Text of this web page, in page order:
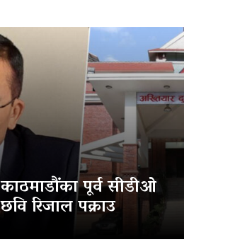
काठमाडौंका पूर्व सीडीओ
छवि रिजाल पक्राउ